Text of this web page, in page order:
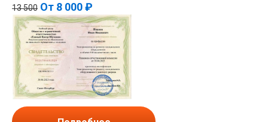
13 500 От 8 000 ₽